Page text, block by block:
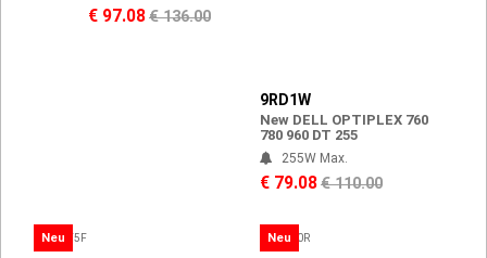
€ 97.08€ 136.00
9RD1W
New DELL OPTIPLEX 760
780 960 DT 255
255W Max.
€ 79.08€ 110.00
Neu Neu